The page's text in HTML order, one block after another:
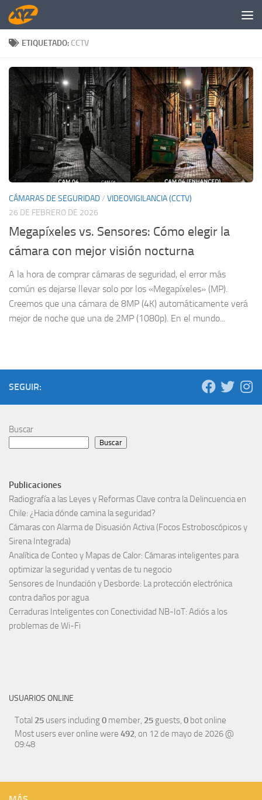
Saltar al contenido
ETIQUETADO: CCTV
CÁMARAS DE SEGURIDAD/ VIDEOVIGILANCIA (CCTV)
26 DE FEBRERO DE 2026
Megapíxeles vs. Sensores: Cómo elegir la
cámara con mejor visión nocturna
A la hora de comprar cámaras de seguridad, el error más
común es dejarse llevar solo por los «Megapíxeles» (MP).
Creemos que una cámara de 8MP (4K) automáticamente verá
mejor de noche que una de 2MP (1080p). En el mundo...
SEGUIR:
Buscar
Buscar
Publicaciones
Radiografía a las Leyes y Reformas Clave contra la Delincuencia en
Chile: ¿Hacia dónde camina la seguridad?
Cámaras con Alarma de Disuasión Activa (Focos Estroboscópicos y
Sirena Integrada)
Analítica de Conteo y Mapas de Calor: Cámaras inteligentes para
optimizar la seguridad y ventas de tu negocio
Sensores de Inundación y Desborde: La protección electrónica
contra daños por agua
Cerraduras Inteligentes con Conectividad NB-IoT: Adiós a los
problemas de Wi-Fi
USUARIOS ONLINE
Total 25 users including0 member, 25 guests, 0 bot online
Most users ever online were 492, on 12 de mayo de 2026 @
09:48